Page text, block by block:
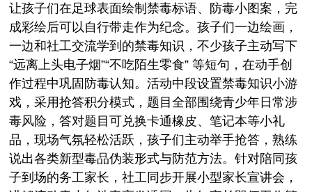
让孩子们在足球表面绘制禁毒标语、防毒小图案，完
成彩绘后可以自行带走作为纪念。孩子们一边绘画，
一边和社工交流学到的禁毒知识，不少孩子主动写下
“远离上头电子烟”“不吃陌生零食” 等短句，在动手创
作过程中巩固防毒认知。活动中段设置禁毒知识小游
戏，采用抢答积分模式，题目全部围绕青少年日常涉
毒风险，答对题目可兑换卡通橡皮、笔记本等小礼
品，现场气氛轻松活跃，孩子们主动举手抢答，熟练
说出各类新型毒品伪装形式与防范方法。针对陪同孩
子到场的务工家长，社工同步开展小型家长宣讲会，